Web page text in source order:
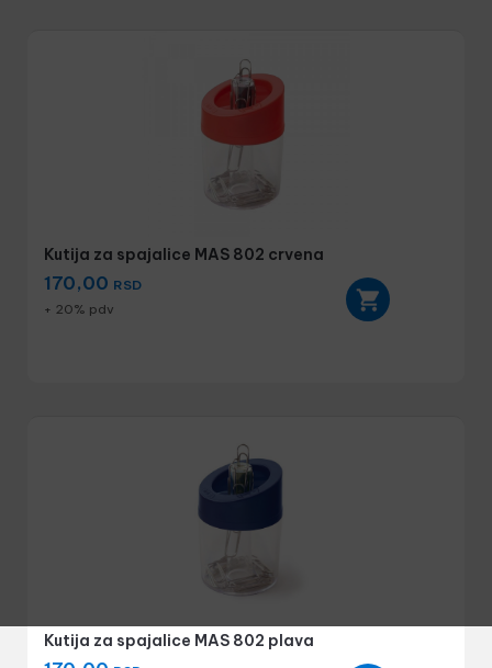
Kutija za spajalice MAS 802 crvena
170,00 RSD
+ 20% pdv
Kutija za spajalice MAS 802 plava